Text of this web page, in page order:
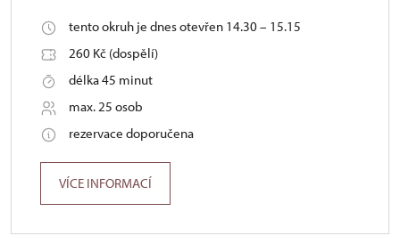
tento okruh je dnes otevřen 14.30 – 15.15
260 Kč (dospělí)
délka 45 minut
max. 25 osob
rezervace doporučena
VÍCE INFORMACÍ